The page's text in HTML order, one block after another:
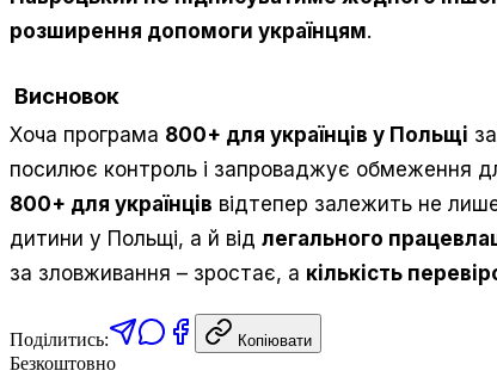
розширення допомоги українцям.
Висновок
Хоча програма 800+ для українців у Польщі
посилює контроль і запроваджує обмеження
800+ для українців відтепер залежить не
дитини у Польщі, а й від легального
за зловживання – зростає, а кількість
Поділитись: Копіювати
Безкоштовно